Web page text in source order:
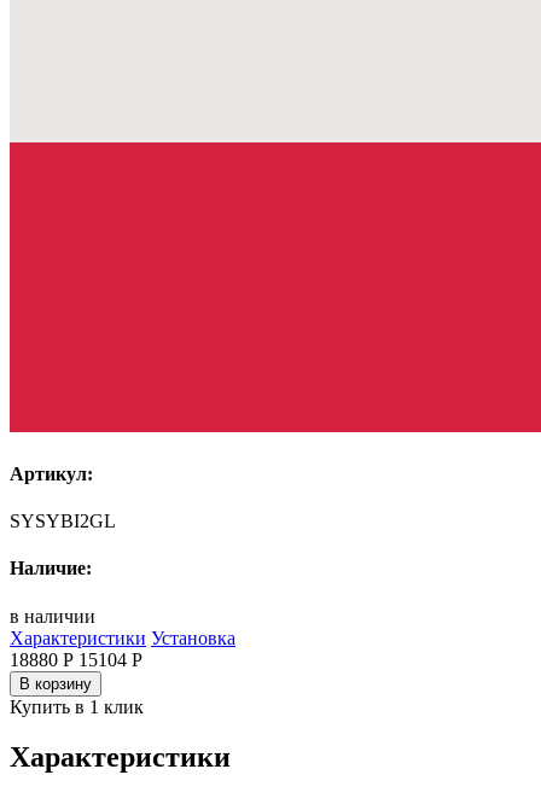
Артикул:
SYSYBI2GL
Наличие:
в наличии
Характеристики Установка
18880 Р 15104 Р
В корзину
Купить в 1 клик
Характеристики